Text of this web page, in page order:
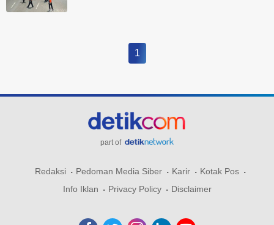
1
part of
Redaksi Pedoman Media Siber Karir
Kotak Pos
Info Iklan
Privacy Policy Disclaimer